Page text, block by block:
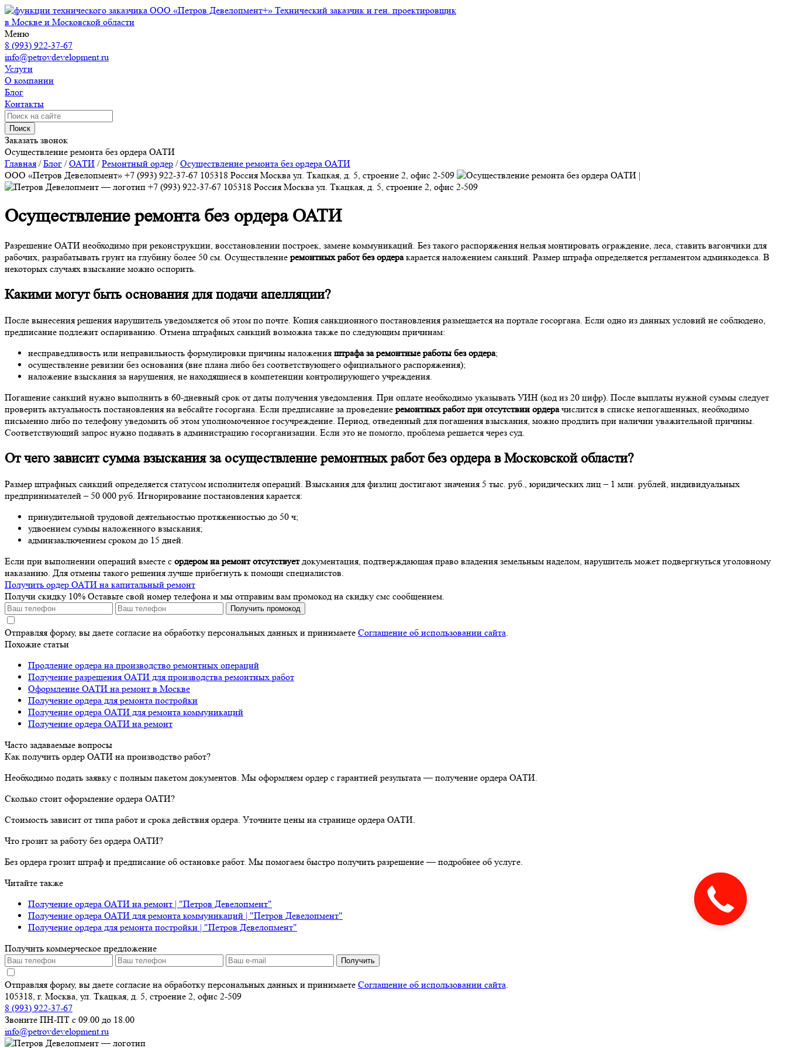
ООО «Петров Девелопмент+» Технический заказчик и ген. проектировщик
в Москве и Московской области
Меню
8 (993) 922-37-67
info@petrovdevelopment.ru
Услуги
О компании
Блог
Контакты
Поиск
Заказать звонок
Осуществление ремонта без ордера ОАТИ
Главная /Блог /ОАТИ /Ремонтный ордер /Осуществление ремонта без ордера ОАТИ
ООО «Петров Девелопмент» +7 (993) 922-37-67 105318 Россия Москва ул. Ткацкая, д. 5, строение 2, офис 2-509
+7 (993) 922-37-67 105318 Россия Москва ул. Ткацкая, д. 5, строение 2, офис 2-509
Осуществление ремонта без ордера ОАТИ
Разрешение ОАТИ необходимо при реконструкции, восстановлении построек, замене коммуникаций. Без такого распоряжения нельзя монтировать ограждение, леса, ставить вагончики для
рабочих, разрабатывать грунт на глубину более 50 см. Осуществление ремонтных работ без ордеракарается наложением санкций. Размер штрафа определяется регламентом админкодекса. В
некоторых случаях взыскание можно оспорить.
Какими могут быть основания для подачи апелляции?
После вынесения решения нарушитель уведомляется об этом по почте. Копия санкционного постановления размещается на портале госоргана. Если одно из данных условий не соблюдено,
предписание подлежит оспариванию. Отмена штрафных санкций возможна также по следующим причинам:
несправедливость или неправильность формулировки причины наложения штрафа за ремонтные работы без ордера;
осуществление ревизии без основания (вне плана либо без соответствующего официального распоряжения);
наложение взыскания за нарушения, не находящиеся в компетенции контролирующего учреждения.
Погашение санкций нужно выполнить в 60-дневный срок от даты получения уведомления. При оплате необходимо указывать УИН (код из 20 цифр). После выплаты нужной суммы следует
проверить актуальность постановления на вебсайте госоргана. Если предписание за проведение ремонтных работ при отсутствии ордерачислится в списке непогашенных, необходимо
письменно либо по телефону уведомить об этом уполномоченное госучреждение. Период, отведенный для погашения взыскания, можно продлить при наличии уважительной причины.
Соответствующий запрос нужно подавать в администрацию госорганизации. Если это не помогло, проблема решается через суд.
От чего зависит сумма взыскания за осуществление ремонтных работ без ордера в Московской области?
Размер штрафных санкций определяется статусом исполнителя операций. Взыскания для физлиц достигают значения 5 тыс. руб., юридических лиц – 1 млн. рублей, индивидуальных
предпринимателей – 50 000 руб. Игнорирование постановления карается:
принудительной трудовой деятельностью протяженностью до 50 ч;
удвоением суммы наложенного взыскания;
админзаключением сроком до 15 дней.
Если при выполнении операций вместе с ордером на ремонт отсутствуетдокументация, подтверждающая право владения земельным наделом, нарушитель может подвергнуться уголовному
наказанию. Для отмены такого решения лучше прибегнуть к помощи специалистов.
Получить ордер ОАТИ на капитальный ремонт
Получи скидку 10% Оставьте свой номер телефона и мы отправим вам промокод на скидку смс сообщением.
Получить промокод
Отправляя форму, вы даете согласие на обработку персональных данных и принимаете Соглашение об использовании сайта
Похожие статьи
Продление ордера на производство ремонтных операций
Получение разрешения ОАТИ для производства ремонтных работ
Оформление ОАТИ на ремонт в Москве
Получение ордера для ремонта постройки
Получение ордера ОАТИ для ремонта коммуникаций
Получение ордера ОАТИ на ремонт
Часто задаваемые вопросы
Как получить ордер ОАТИ на производство работ?
Необходимо подать заявку с полным пакетом документов. Мы оформляем ордер с гарантией результата — получение ордера ОАТИ.
Сколько стоит оформление ордера ОАТИ?
Стоимость зависит от типа работ и срока действия ордера. Уточните цены на странице ордера ОАТИ.
Что грозит за работу без ордера ОАТИ?
Без ордера грозит штраф и предписание об остановке работ. Мы помогаем быстро получить разрешение — подробнее об услуге.
Читайте также
Получение ордера ОАТИ на ремонт | "Петров Девелопмент"
Получение ордера ОАТИ для ремонта коммуникаций | "Петров Девелопмент"
Получение ордера для ремонта постройки | "Петров Девелопмент"
Получить коммерческое предложение
Получить
Отправляя форму, вы даете согласие на обработку персональных данных и принимаете Соглашение об использовании сайта
105318, г. Москва, ул. Ткацкая, д. 5, строение 2, офис 2-509
8 (993) 922-37-67
Звоните ПН-ПТ с 09.00 до 18.00
info@petrovdevelopment.ru